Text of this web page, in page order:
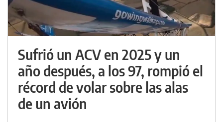
Sufrió un ACV en 2025 y un
año después, a los 97, rompió el
récord de volar sobre las alas
de un avión